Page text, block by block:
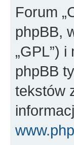
Forum
phpBB,
„GPL”)
phpBB
tekstów